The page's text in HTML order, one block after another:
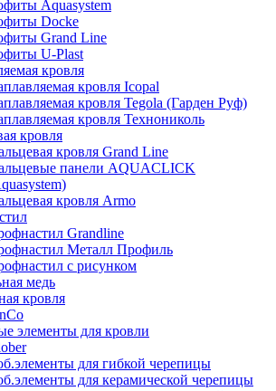
Aquasystem
Docke
Grand Line
U-Plast
кровля
кровля Icopal
кровля Tegola (Гарден Руф)
кровля Технониколь
кровля
кровля Grand Line
панели AQUACLICK
кровля Armo
Grandline
Металл Профиль
с рисунком
медь
кровля
элементы для кровли
для гибкой черепицы
для керамической черепицы